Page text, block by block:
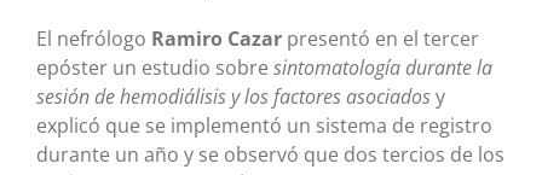
El nefrólogo Ramiro Cazar presentó en el tercer
epóster un estudio sobre sintomatología durante la
sesión de hemodiálisis y los factores asociadosy
explicó que se implementó un sistema de registro
durante un año y se observó que dos tercios de los